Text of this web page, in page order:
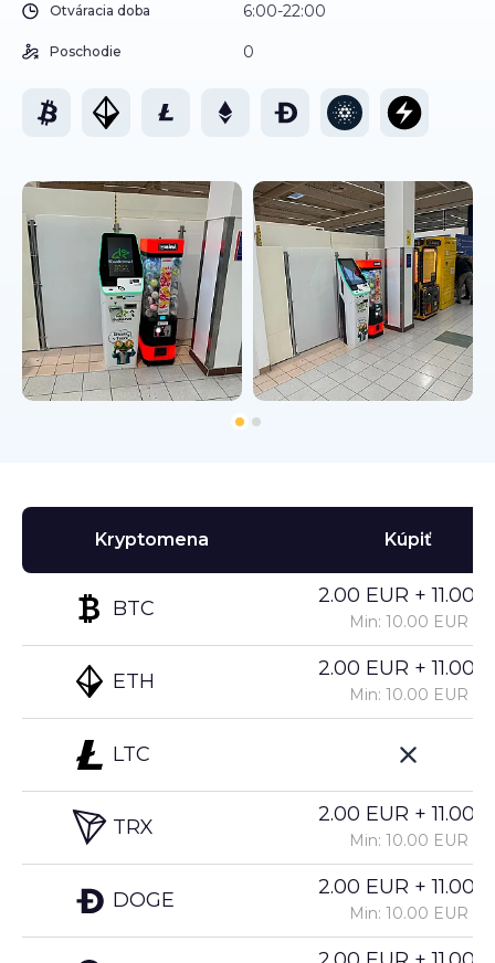
Otváracia doba 6:00-22:00
Poschodie 0
Kryptomena
BTC
ETH
LTC
TRX
DOGE
Kúpiť
2.00 EUR +
Min: 10.00 EUR
2.00 EUR +
Min: 10.00 EUR
2.00 EUR +
Min: 10.00 EUR
2.00 EUR +
Min: 10.00 EUR